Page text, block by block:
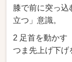
膝で前に突っ込
立つ」意識。
2 足首を動かす
つま先上げ下げ